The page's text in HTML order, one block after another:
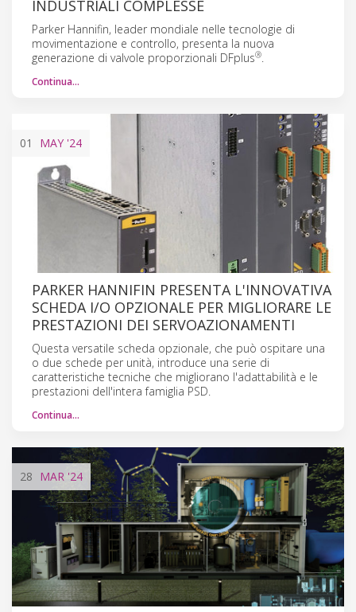
INDUSTRIALI COMPLESSE
Parker Hannifin, leader mondiale nelle tecnologie di
movimentazione e controllo, presenta la nuova
generazione di valvole proporzionali DFplus®.
Continua…
01 MAY '24
PARKER HANNIFIN PRESENTA L'INNOVATIVA
SCHEDA I/O OPZIONALE PER MIGLIORARE LE
PRESTAZIONI DEI SERVOAZIONAMENTI
Questa versatile scheda opzionale, che può ospitare una
o due schede per unità, introduce una serie di
caratteristiche tecniche che migliorano l'adattabilità e le
prestazioni dell'intera famiglia PSD.
Continua…
28 MAR '24